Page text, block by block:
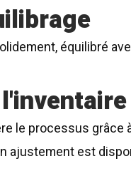
équilibré
le processus
ajustement est